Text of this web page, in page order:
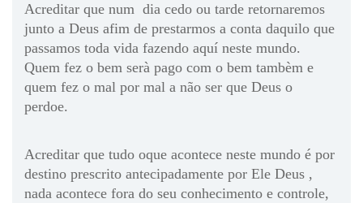
Acreditar que num dia cedo ou tarde retornaremos
junto a Deus afim de prestarmos a conta daquilo que
passamos toda vida fazendo aquí neste mundo.
Quem fez o bem serà pago com o bem tambèm e
quem fez o mal por mal a não ser que Deus o
perdoe.
Acreditar que tudo oque acontece neste mundo é por
destino prescrito antecipadamente por Ele Deus ,
nada acontece fora do seu conhecimento e controle,